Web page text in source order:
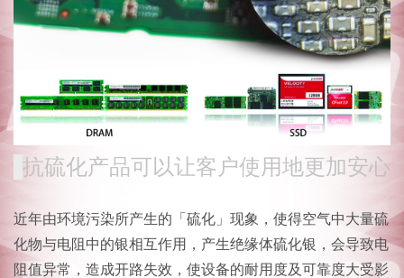
抗硫化产品可以让客户使用地更加安心
近年由环境污染所产生的「硫化」现象，使得空气中大量硫
化物与电阻中的银相互作用，产生绝缘体硫化银，会导致电
阻值异常，造成开路失效，使设备的耐用度及可靠度大受影